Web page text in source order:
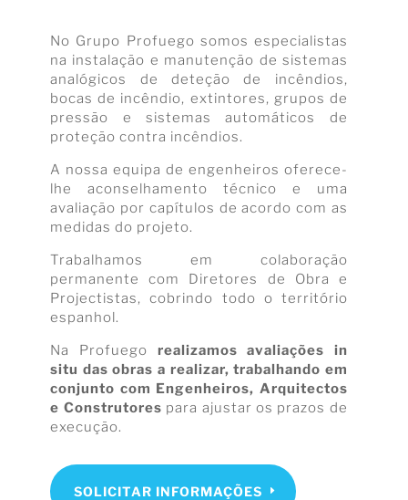
No Grupo Profuego somos especialistas
na instalação e manutenção de sistemas
analógicos de deteção de incêndios,
bocas de incêndio, extintores, grupos de
pressão e sistemas automáticos de
proteção contra incêndios.
A nossa equipa de engenheiros oferece-
lhe aconselhamento técnico e uma
avaliação por capítulos de acordo com as
medidas do projeto.
Trabalhamos em colaboração
permanente com Diretores de Obra e
Projectistas, cobrindo todo o território
espanhol.
Na Profuego realizamos avaliações in
situ das obras a realizar, trabalhando em
conjunto com Engenheiros, Arquitectos
e Construtores para ajustar os prazos de
execução.
SOLICITAR INFORMAÇÕES